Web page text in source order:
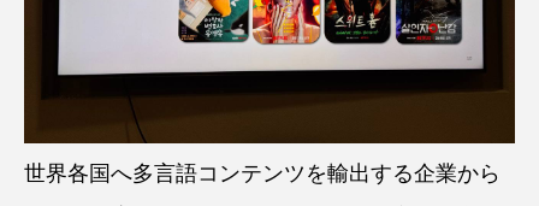
世界各国へ多言語コンテンツを輸出する企業から